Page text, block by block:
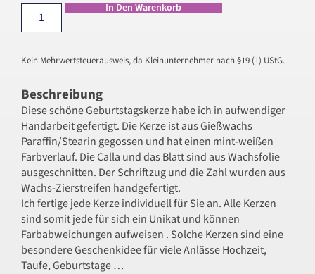
In Den Warenkorb
Kein Mehrwertsteuerausweis, da Kleinunternehmer nach §19 (1) UStG.
Beschreibung
Diese schöne Geburtstagskerze habe ich in aufwendiger
Handarbeit gefertigt. Die Kerze ist aus Gießwachs
Paraffin/Stearin gegossen und hat einen mint-weißen
Farbverlauf. Die Calla und das Blatt sind aus Wachsfolie
ausgeschnitten. Der Schriftzug und die Zahl wurden aus
Wachs-Zierstreifen handgefertigt.
Ich fertige jede Kerze individuell für Sie an. Alle Kerzen
sind somit jede für sich ein Unikat und können
Farbabweichungen aufweisen . Solche Kerzen sind eine
besondere Geschenkidee für viele Anlässe Hochzeit,
Taufe, Geburtstage …